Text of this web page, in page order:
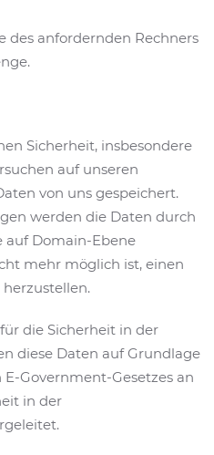
des anfordernden Rechners
Sicherheit, insbesondere
auf unseren
von uns gespeichert.
werden die Daten durch
auf Domain-Ebene
mehr möglich ist, einen
die Sicherheit in der
diese Daten auf Grundlage
E-Government-Gesetzes an
in der